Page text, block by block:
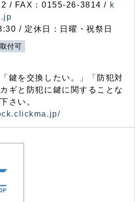
/ FAX：0155-26-3814 / k
/ 定休日：日曜・祝祭日
付可
鍵を交換したい。」「防犯対
ギと防犯に鍵に関することな
さい。